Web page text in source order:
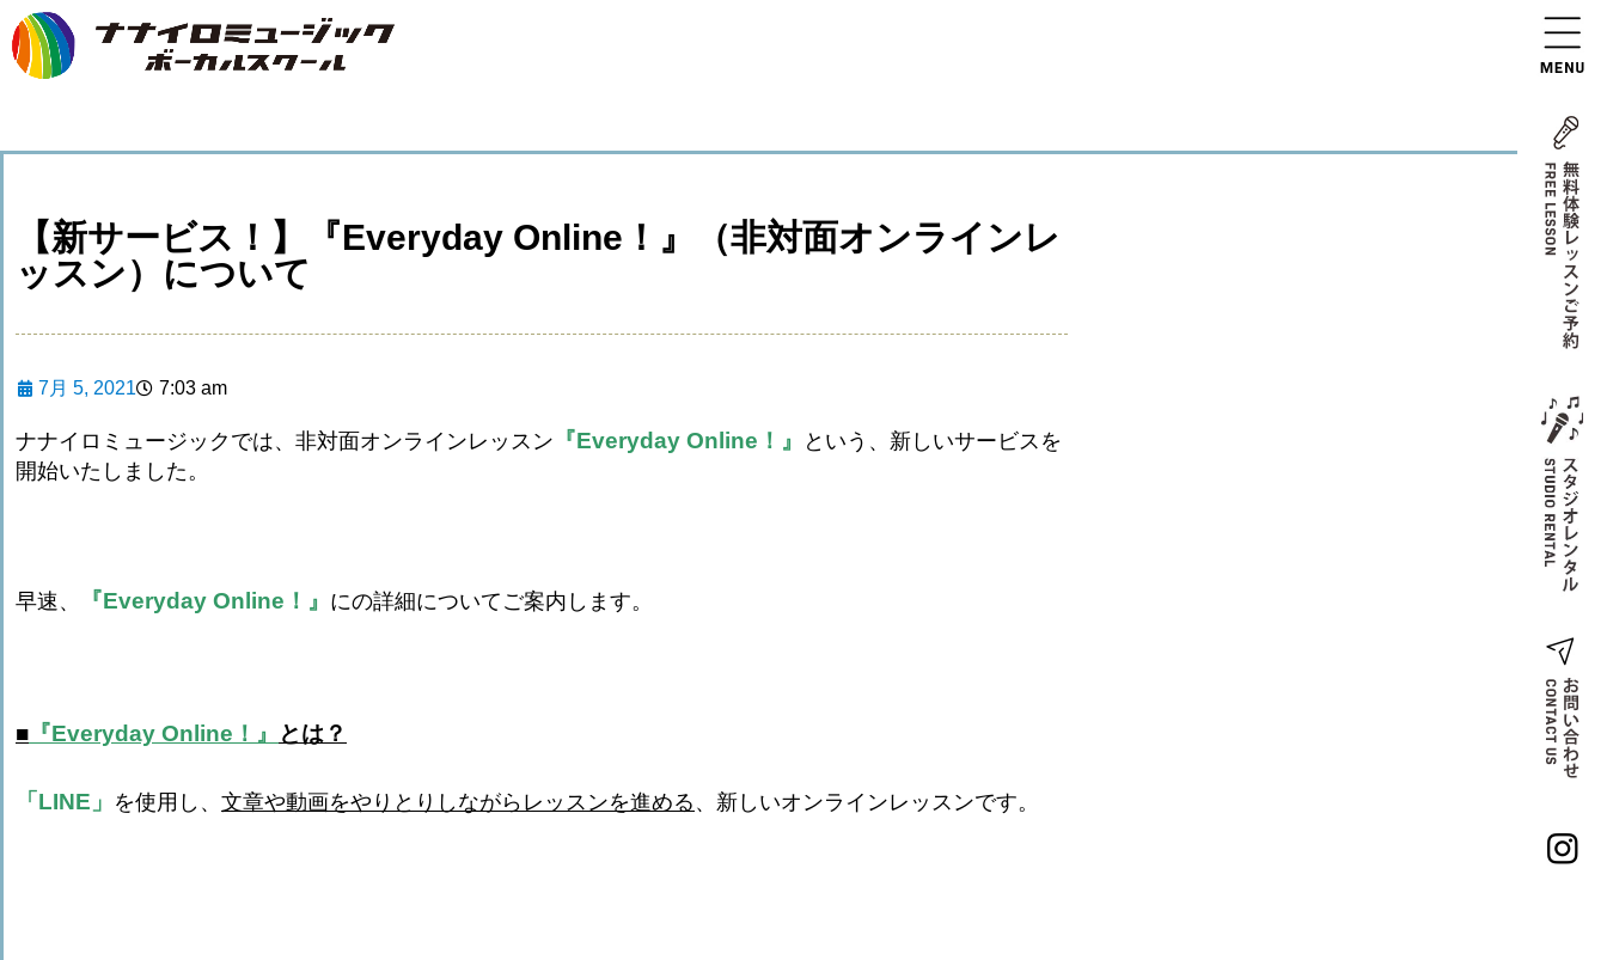
【新サービス！】『Everyday Online！』（非対面オンラインレ
ッスン）について
7月 5, 2021 7:03 am
ナナイロミュージックでは、非対面オンラインレッスン 『Everyday Online！』
という、新しいサービスを
開始いたしました。
早速、 『Everyday Online！』 にの詳細についてご案内します。
■ 『Everyday Online！』 とは？
「LINE」 を使用し、 文章や動画をやりとりしながらレッスンを進める 、新しいオンラインレッスンです。